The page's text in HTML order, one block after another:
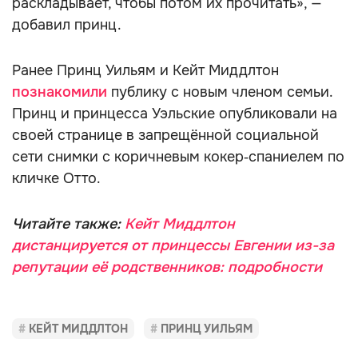
добавил принц.
Ранее Принц Уильям и Кейт Миддлтон
познакомили публику с новым членом семьи.
Принц и принцесса Уэльские опубликовали на
своей странице в запрещённой социальной
сети снимки с коричневым кокер‑спаниелем по
кличке Отто.
Читайте также: Кейт Миддлтон
дистанцируется от принцессы Евгении из-за
репутации её родственников: подробности
КЕЙТ МИДДЛТОН ПРИНЦ УИЛЬЯМ